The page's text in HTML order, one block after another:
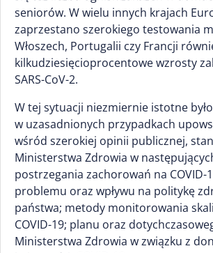
seniorów. W wielu innych krajach
zaprzestano szerokiego testowania
Włoszech, Portugalii czy Francji
kilkudziesięcioprocentowe wzrosty
SARS-CoV-2.
W tej sytuacji niezmiernie istotne
w uzasadnionych przypadkach
wśród szerokiej opinii publicznej,
Ministerstwa Zdrowia w
postrzegania zachorowań na COVID-
problemu oraz wpływu na politykę
państwa; metody monitorowania
COVID-19; planu oraz
Ministerstwa Zdrowia w związku z